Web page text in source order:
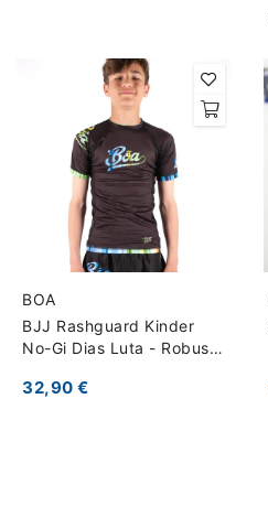
BOA
BJJ Rashguard Kinder
No-Gi Dias Luta - Robust
32,90 €